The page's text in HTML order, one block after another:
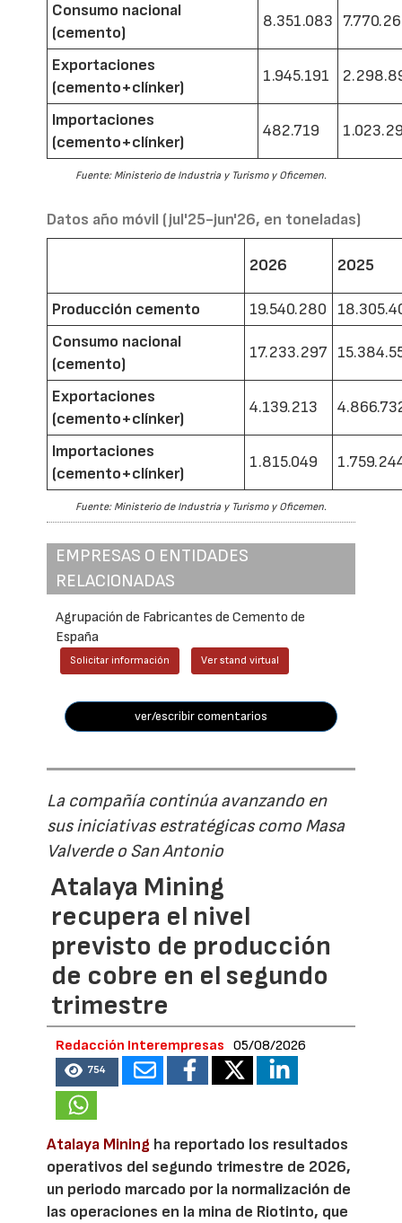
Consumo nacional
(cemento)
8.351.083
Exportaciones
(cemento+clínker)
1.945.191
Importaciones
(cemento+clínker)
482.719
Fuente: Ministerio de Industria y Turismo y Oficemen.
Datos año móvil (jul'25-jun'26, en toneladas)
2026 2025
Producción cemento 19.540.280
Consumo nacional
(cemento)
17.233.297
Exportaciones
(cemento+clínker)
4.139.213
Importaciones
(cemento+clínker)
1.815.049
Fuente: Ministerio de Industria y Turismo y Oficemen.
EMPRESAS O ENTIDADES
RELACIONADAS
Agrupación de Fabricantes de Cemento de
España
Solicitar información Ver stand virtual
ver/escribir comentarios
La compañía continúa avanzando en
sus iniciativas estratégicas como Masa
Valverde o San Antonio
Atalaya Mining
recupera el nivel
previsto de producción
de cobre en el segundo
trimestre
Redacción Interempresas 05/08/2026
754
Atalaya Mining ha reportado los resultados
operativos del segundo trimestre de 2026,
un periodo marcado por la normalización de
las operaciones en la mina de Riotinto, que